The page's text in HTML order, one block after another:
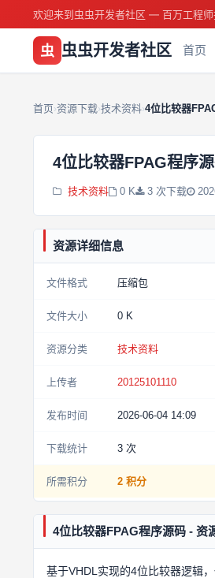
欢迎来到虫虫开发者社区 — 百万工程
虫 虫虫开发者社区 首页
首页›资源下载›技术资料›4位比较器
4位比较器FPAG程序
技术资料 0 K 3 次下载
资源详细信息
文件格式 压缩包
文件大小 0 K
资源分类 技术资料
上传者 20125101110
发布时间 2026-06-04 14:09
下载统计 3 次
所需积分 2 积分
4位比较器FPAG程序源码 - 资
基于VHDL实现的4位比较器逻辑